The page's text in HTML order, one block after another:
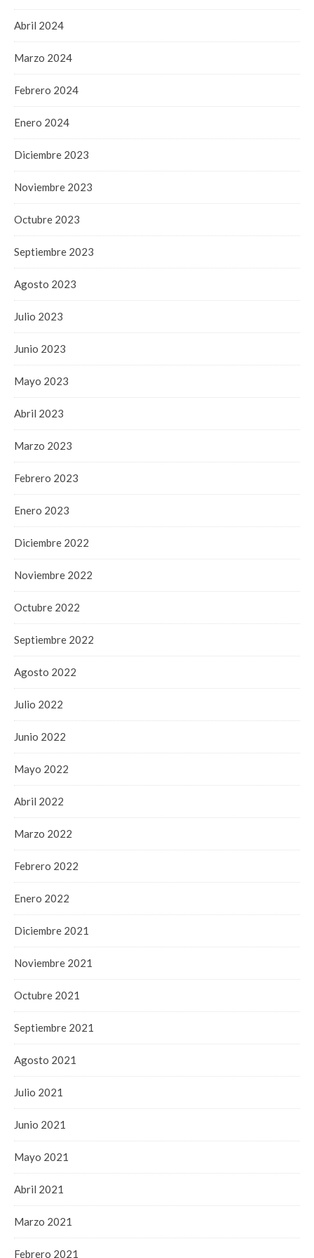
Abril 2024
Marzo 2024
Febrero 2024
Enero 2024
Diciembre 2023
Noviembre 2023
Octubre 2023
Septiembre 2023
Agosto 2023
Julio 2023
Junio 2023
Mayo 2023
Abril 2023
Marzo 2023
Febrero 2023
Enero 2023
Diciembre 2022
Noviembre 2022
Octubre 2022
Septiembre 2022
Agosto 2022
Julio 2022
Junio 2022
Mayo 2022
Abril 2022
Marzo 2022
Febrero 2022
Enero 2022
Diciembre 2021
Noviembre 2021
Octubre 2021
Septiembre 2021
Agosto 2021
Julio 2021
Junio 2021
Mayo 2021
Abril 2021
Marzo 2021
Febrero 2021